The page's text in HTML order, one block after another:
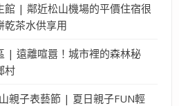
館 | 鄰近松山機場的平價住宿很
乾茶水供享用
| 遠離喧囂！城市裡的森林秘
村
親子表藝節 | 夏日親子FUN輕